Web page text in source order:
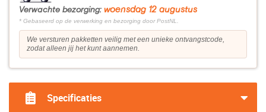
Verwachte bezorging: woensdag 12 augustus
* Gebaseerd op de verwerking en bezorging door PostNL.
We versturen pakketten veilig met een unieke ontvangstcode,
zodat alleen jij het kunt aannemen.
Specificaties